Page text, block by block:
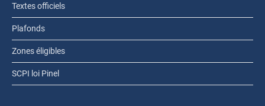
Textes officiels
Plafonds
Zones éligibles
SCPI loi Pinel